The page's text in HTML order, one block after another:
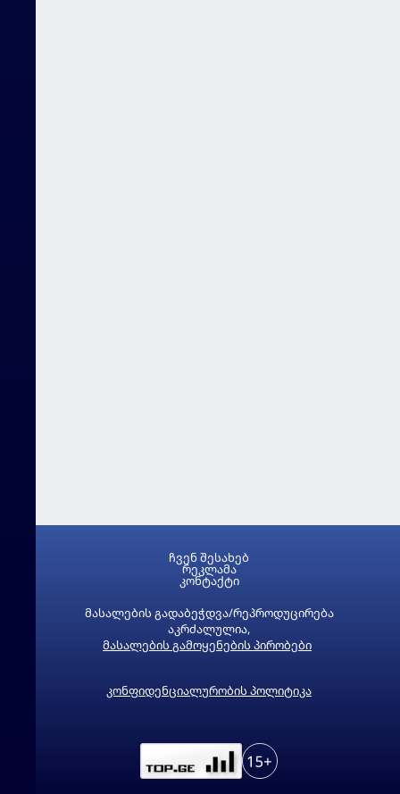
მასალების გადაბეჭდვა/რეპროდუცირება
აკრძალულია,
მასალების გამოყენების პირობები
კონფიდენციალურობის პოლიტიკა
ჩვენ შესახებ
რეკლამა
კონტაქტი